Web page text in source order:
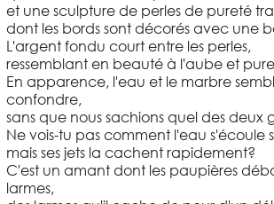
et une sculpture de perles de pureté
dont les bords sont décorés avec une
L'argent fondu court entre les perles,
ressemblant en beauté à l'aube et
En apparence, l'eau et le marbre
confondre,
sans que nous sachions quel des deux
Ne vois-tu pas comment l'eau s'écoule
mais ses jets la cachent rapidement?
C'est un amant dont les paupières
larmes,